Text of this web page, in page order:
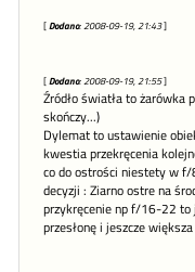
[Dodano: 2008-09-19, 21:43]
[Dodano: 2008-09-19, 21:55]
Źródło światła to żarówka
skończy...)
Dylemat to ustawienie
kwestia przekręcenia
co do ostrości niestety w f/
decyzji : Ziarno ostre na
przykręcenie np f/16-22 to
przesłonę i jeszcze większa